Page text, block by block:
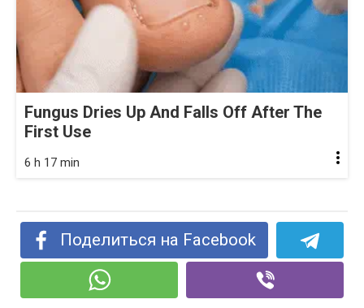
Fungus Dries Up And Falls Off After The
First Use
6 h 17 min
Поделиться на Facebook